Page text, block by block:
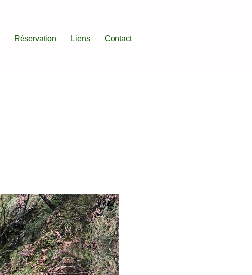
Réservation Liens Contact